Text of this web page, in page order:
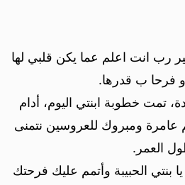
رب انت اعلم عما يكن قلبي لها
فرحا ب قدرها.
تمت خطوبة ابنتي اليوم، أدام
عامرة ومبروك للعروسين نتمنى
العمر.
بنتي الحبيبة وأتمم عليك فرحتك